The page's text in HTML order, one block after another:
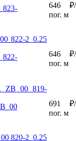
646 ₽/
пог. м
646 ₽/
пог. м
00
691 ₽/
пог. м